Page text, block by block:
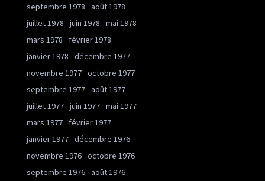
septembre 1978
août 1978
juillet 1978
juin 1978
mai 1978
mars 1978
février 1978
janvier 1978
décembre 1977
novembre 1977 octobre 1977
septembre 1977 août 1977
juillet 1977 juin 1977 mai 1977
mars 1977
février 1977
janvier 1977 décembre 1976
novembre 1976 octobre 1976
septembre 1976 août 1976